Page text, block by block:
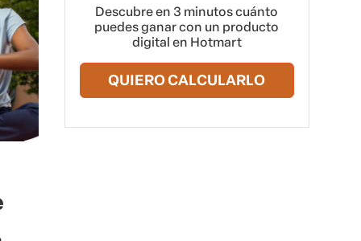
Descubre en 3 minutos cuánto
puedes ganar con un producto
digital en Hotmart
QUIERO CALCULARLO